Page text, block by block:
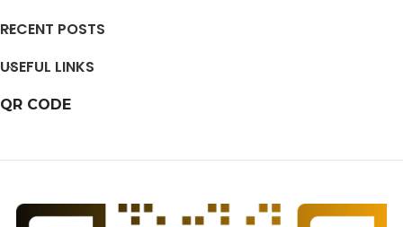
RECENT POSTS
USEFUL LINKS
QR CODE